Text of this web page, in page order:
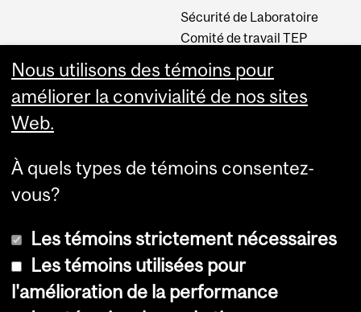
Sécurité de Laboratoire
Comité de travail TEP
Comité d’éthique de la
recherche du CUSM
Carrière au Neuro
Nous utilisons des témoins pour
améliorer la convivialité de nos sites
Web.
À quels types de témoins consentez-
vous?
Les témoins strictement nécessaires
Les témoins utilisées pour
l'amélioration de la performance